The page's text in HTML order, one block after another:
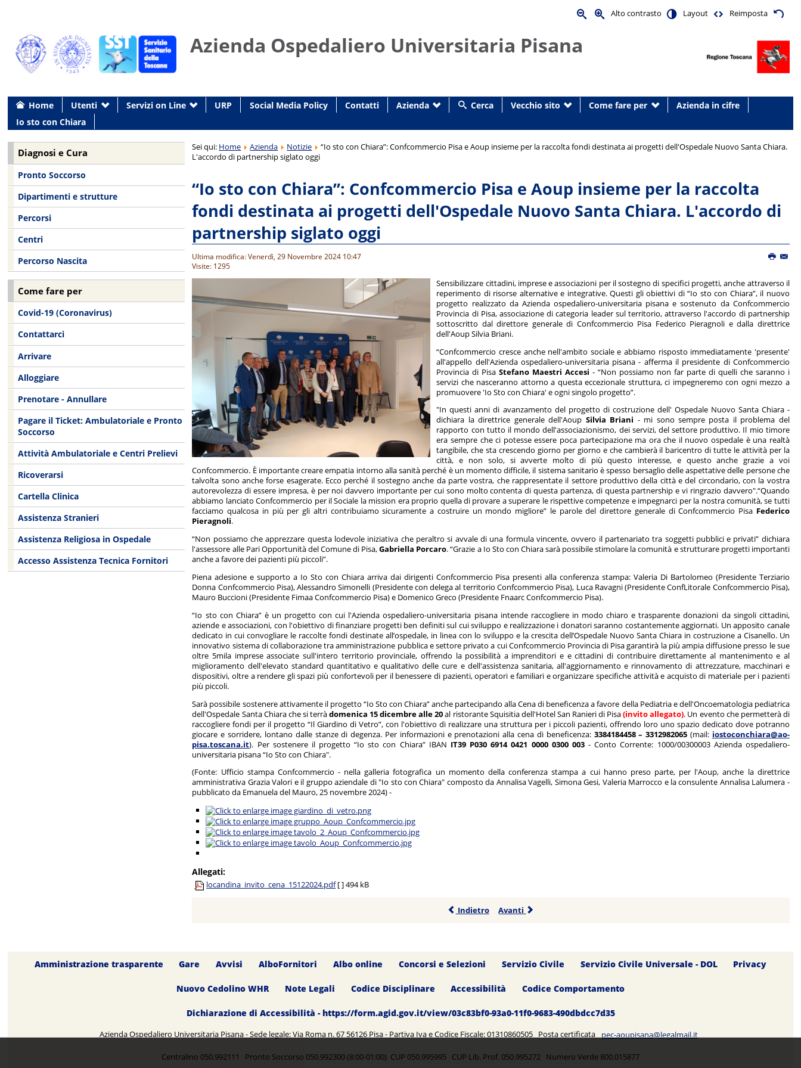
Alto contrasto Layout Reimposta
Azienda Ospedaliero Universitaria Pisana
Home Utenti Servizi on Line URP Social Media Policy Contatti Azienda Cerca Vecchio sito Come fare per
Azienda in cifre
Io sto con Chiara
Sei qui: Home Azienda Notizie
“Io sto con Chiara”: Confcommercio Pisa e Aoup insieme per la raccolta fondi destinata ai progetti dell'Ospedale Nuovo Santa Chiara.
L'accordo di partnership siglato oggi
“Io sto con Chiara”: Confcommercio Pisa e Aoup insieme per la raccolta
fondi destinata ai progetti dell'Ospedale Nuovo Santa Chiara. L'accordo di
partnership siglato oggi
Ultima modifica: Venerdì, 29 Novembre 2024 10:47
Visite: 1295
Sensibilizzare cittadini, imprese e associazioni per il sostegno di specifici progetti, anche attraverso il
reperimento di risorse alternative e integrative. Questi gli obiettivi di “Io sto con Chiara”, il nuovo
progetto realizzato da Azienda ospedaliero-universitaria pisana e sostenuto da Confcommercio
Provincia di Pisa, associazione di categoria leader sul territorio, attraverso l'accordo di partnership
sottoscritto dal direttore generale di Confcommercio Pisa Federico Pieragnoli e dalla direttrice
dell'Aoup Silvia Briani.
“Confcommercio cresce anche nell'ambito sociale e abbiamo risposto immediatamente 'presente'
all'appello dell'Azienda ospedaliero-universitaria pisana - afferma il presidente di Confcommercio
Provincia di PisaStefano Maestri Accesi - “Non possiamo non far parte di quelli che saranno i
servizi che nasceranno attorno a questa eccezionale struttura, ci impegneremo con ogni mezzo a
promuovere 'Io Sto con Chiara' e ogni singolo progetto”.
"In questi anni di avanzamento del progetto di costruzione dell' Ospedale Nuovo Santa Chiara -
dichiara la direttrice generale dell'Aoup Silvia Briani - mi sono sempre posta il problema del
rapporto con tutto il mondo dell'associazionismo, dei servizi, del settore produttivo. Il mio timore
era sempre che ci potesse essere poca partecipazione ma ora che il nuovo ospedale è una realtà
tangibile, che sta crescendo giorno per giorno e che cambierà il baricentro di tutte le attività per la
città, e non solo, si avverte molto di più questo interesse, e questo anche grazie a voi
Confcommercio. È importante creare empatia intorno alla sanità perché è un momento difficile, il sistema sanitario è spesso bersaglio delle aspettative delle persone che
talvolta sono anche forse esagerate. Ecco perché il sostegno anche da parte vostra, che rappresentate il settore produttivo della città e del circondario, con la vostra
autorevolezza di essere impresa, è per noi davvero importante per cui sono molto contenta di questa partenza, di questa partnership e vi ringrazio davvero".“Quando
abbiamo lanciato Confcommercio per il Sociale la mission era proprio quella di provare a superare le rispettive competenze e impegnarci per la nostra comunità, se tutti
facciamo qualcosa in più per gli altri contribuiamo sicuramente a costruire un mondo migliore” le parole del direttore generale di Confcommercio Pisa Federico
Pieragnoli.
“Non possiamo che apprezzare questa lodevole iniziativa che peraltro si avvale di una formula vincente, ovvero il partenariato tra soggetti pubblici e privati” dichiara
l'assessore alle Pari Opportunità del Comune di Pisa,Gabriella Porcaro. “Grazie a Io Sto con Chiara sarà possibile stimolare la comunità e strutturare progetti importanti
anche a favore dei pazienti più piccoli”.
Piena adesione e supporto a Io Sto con Chiara arriva dai dirigenti Confcommercio Pisa presenti alla conferenza stampa: Valeria Di Bartolomeo (Presidente Terziario
Donna Confcommercio Pisa), Alessandro Simonelli (Presidente con delega al territorio Confcommercio Pisa), Luca Ravagni (Presidente ConfLitorale Confcommercio Pisa),
Mauro Buccioni (Presidente Fimaa Confcommercio Pisa) e Domenico Greco (Presidente Fnaarc Confcommercio Pisa).
“Io sto con Chiara” è un progetto con cui l'Azienda ospedaliero-universitaria pisana intende raccogliere in modo chiaro e trasparente donazioni da singoli cittadini,
aziende e associazioni, con l'obiettivo di finanziare progetti ben definiti sul cui sviluppo e realizzazione i donatori saranno costantemente aggiornati. Un apposito canale
dedicato in cui convogliare le raccolte fondi destinate all’ospedale, in linea con lo sviluppo e la crescita dell’Ospedale Nuovo Santa Chiara in costruzione a Cisanello. Un
innovativo sistema di collaborazione tra amministrazione pubblica e settore privato a cui Confcommercio Provincia di Pisa garantirà la più ampia diffusione presso le sue
oltre 5mila imprese associate sull'intero territorio provinciale, offrendo la possibilità a imprenditori e e cittadini di contribuire direttamente al mantenimento e al
miglioramento dell'elevato standard quantitativo e qualitativo delle cure e dell'assistenza sanitaria, all'aggiornamento e rinnovamento di attrezzature, macchinari e
dispositivi, oltre a rendere gli spazi più confortevoli per il benessere di pazienti, operatori e familiari e organizzare specifiche attività e acquisto di materiale per i pazienti
più piccoli.
Sarà possibile sostenere attivamente il progetto “Io Sto con Chiara” anche partecipando alla Cena di beneficenza a favore della Pediatria e dell'Oncoematologia pediatrica
dell'Ospedale Santa Chiara che si terràdomenica 15 dicembre alle 20al ristorante Squisitia dell'Hotel San Ranieri di Pisa(invito allegato). Un evento che permetterà di
raccogliere fondi per il progetto “Il Giardino di Vetro”, con l'obiettivo di realizzare una struttura per i piccoli pazienti, offrendo loro uno spazio dedicato dove potranno
giocare e sorridere, lontano dalle stanze di degenza. Per informazioni e prenotazioni alla cena di beneficenza: 3384184458 – 3312982065 (mail: iostoconchiara@ao-
pisa.toscana.it). Per sostenere il progetto “Io sto con Chiara” IBAN IT39 P030 6914 0421 0000 0300 003- Conto Corrente: 1000/00300003 Azienda ospedaliero-
universitaria pisana “Io Sto con Chiara".
(Fonte: Ufficio stampa Confcommercio - nella galleria fotografica un momento della conferenza stampa a cui hanno preso parte, per l'Aoup, anche la direttrice
amministrativa Grazia Valori e il gruppo aziendale di "Io sto con Chiara" composto da Annalisa Vagelli, Simona Gesi, Valeria Marrocco e la consulente Annalisa Lalumera -
pubblicato da Emanuela del Mauro, 25 novembre 2024) -
Allegati:
locandina_invito_cena_15122024.pdf [ ]494 kB
Indietro Avanti
Diagnosi e Cura
Pronto Soccorso
Dipartimenti e strutture
Percorsi
Centri
Percorso Nascita
Come fare per
Covid-19 (Coronavirus)
Contattarci
Arrivare
Alloggiare
Prenotare - Annullare
Pagare il Ticket: Ambulatoriale e Pronto
Soccorso
Attività Ambulatoriale e Centri Prelievi
Ricoverarsi
Cartella Clinica
Assistenza Stranieri
Assistenza Religiosa in Ospedale
Accesso Assistenza Tecnica Fornitori
Amministrazione trasparente Gare Avvisi AlboFornitori Albo online Concorsi e Selezioni Servizio Civile Servizio Civile Universale - DOL Privacy
Nuovo Cedolino WHR Note Legali Codice Disciplinare Accessibilità Codice Comportamento
Dichiarazione di Accessibilità - https://form.agid.gov.it/view/03c83bf0-93a0-11f0-9683-490dbdcc7d35
Azienda Ospedaliero Universitaria Pisana - Sede legale: Via Roma n. 67 56126 Pisa - Partiva Iva e Codice Fiscale: 01310860505 Posta certificata pec-aoupisana@legalmail.it
Centralino 050.992111 Pronto Soccorso 050.992300 (8:00-01:00) CUP 050.995995 CUP Lib. Prof. 050.995272 Numero Verde 800.015877